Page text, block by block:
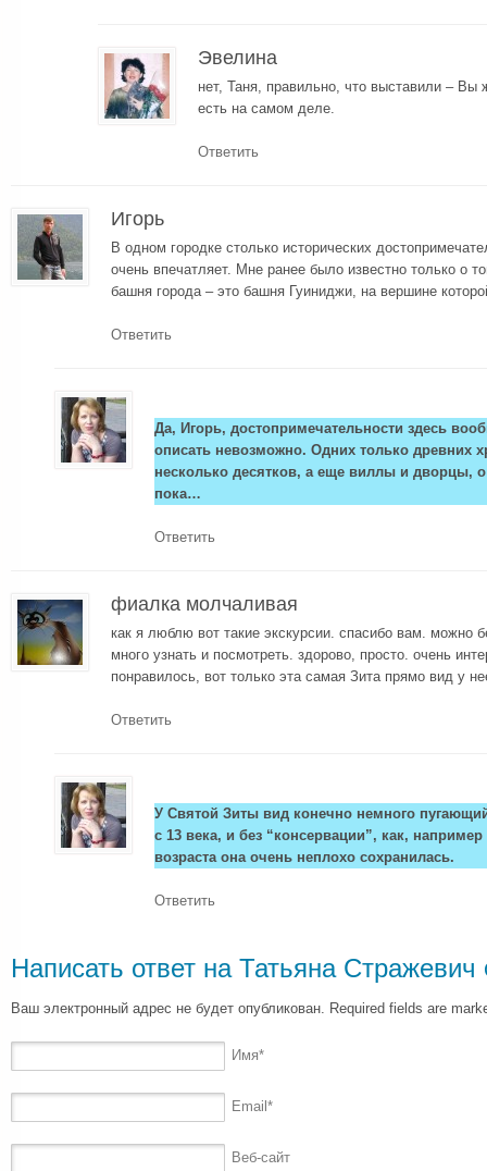
Эвелина
нет, Таня, правильно, что выставили – Вы
есть на самом деле.
Ответить
Игорь
В одном городке столько исторических
очень впечатляет. Мне ранее было известно только о
башня города – это башня Гуиниджи, на вершине
Ответить
Да, Игорь, достопримечательности здесь
описать невозможно. Одних только древних
несколько десятков, а еще виллы и дворцы,
пока…
Ответить
фиалка молчаливая
как я люблю вот такие экскурсии. спасибо вам. можно
много узнать и посмотреть. здорово, просто. очень
понравилось, вот только эта самая Зита прямо вид у
Ответить
У Святой Зиты вид конечно немного
с 13 века, и без “консервации”, как,
возраста она очень неплохо сохранилась.
Ответить
Написать ответ на Татьяна Стражевич
Ваш электронный адрес не будет опубликован. Required fields are
Имя*
Email *
Веб-сайт